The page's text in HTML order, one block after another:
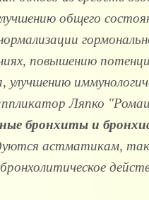
общего
повышению
улучшению
Ляпко
бронхиты и
астматикам,